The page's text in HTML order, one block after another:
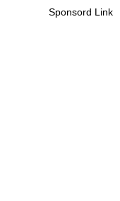
Sponsord Link